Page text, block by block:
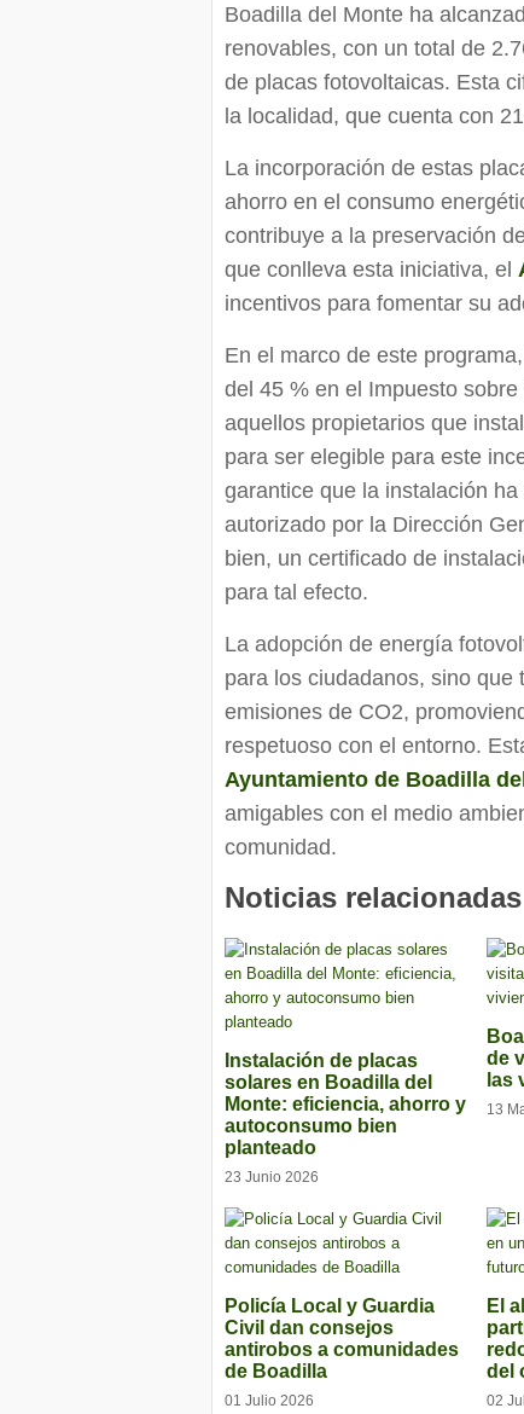
Boadilla del Monte ha
renovables, con un total de
de placas fotovoltaicas. Esta
la localidad, que cuenta con
La incorporación de estas
ahorro en el consumo
contribuye a la preservación
que conlleva esta iniciativa, el
incentivos para fomentar su
En el marco de este
del 45 % en el Impuesto
aquellos propietarios que
para ser elegible para este
garantice que la instalación
autorizado por la Dirección
bien, un certificado de
para tal efecto.
La adopción de energía
para los ciudadanos, sino
emisiones de CO2,
respetuoso con el entorno.
Ayuntamiento de Boadilla
amigables con el medio
comunidad.
Noticias relacionadas
Instalación de placas
solares en Boadilla del
Monte: eficiencia, ahorro y
autoconsumo bien
planteado
23 Junio 2026
de
las
13
Policía Local y Guardia
Civil dan consejos
antirobos a comunidades
de Boadilla
01 Julio 2026
El
del
02